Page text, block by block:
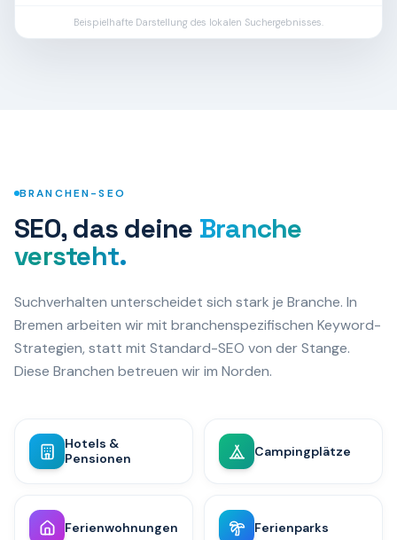
Beispielhafte Darstellung des lokalen Suchergebnisses.
BRANCHEN-SEO
SEO, das deine Branche
versteht.
Suchverhalten unterscheidet sich stark je Branche. In
Bremen arbeiten wir mit branchenspezifischen Keyword-
Strategien, statt mit Standard-SEO von der Stange.
Diese Branchen betreuen wir im Norden.
Hotels &
Pensionen
Campingplätze
Ferienwohnungen Ferienparks